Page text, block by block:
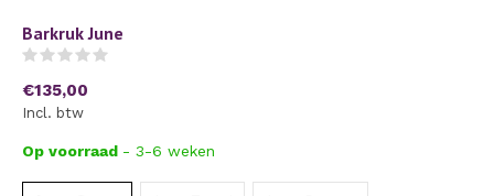
Barkruk June
€135,00
Incl. btw
Op voorraad - 3-6 weken